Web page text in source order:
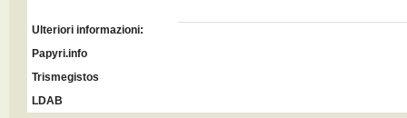
Ulteriori informazioni:
Papyri.info
Trismegistos
LDAB